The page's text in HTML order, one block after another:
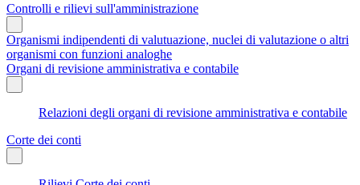
Controlli e rilievi sull'amministrazione
Organismi indipendenti di valutuazione, nuclei di valutazione o altri
organismi con funzioni analoghe
Organi di revisione amministrativa e contabile
Relazioni degli organi di revisione amministrativa e contabile
Corte dei conti